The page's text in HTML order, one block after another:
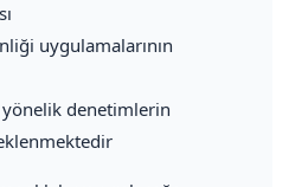
uygulamalarının
yönelik denetimlerin